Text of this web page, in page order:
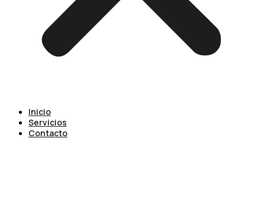
Inicio
Servicios
Contacto